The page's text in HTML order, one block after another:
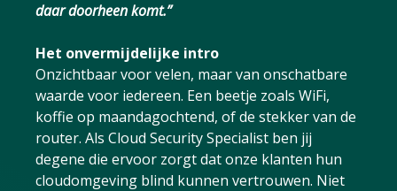
daar doorheen komt.”
Het onvermijdelijke intro
Onzichtbaar voor velen, maar van onschatbare
waarde voor iedereen. Een beetje zoals WiFi,
koffie op maandagochtend, of de stekker van de
router. Als Cloud Security Specialist ben jij
degene die ervoor zorgt dat onze klanten hun
cloudomgeving blind kunnen vertrouwen. Niet